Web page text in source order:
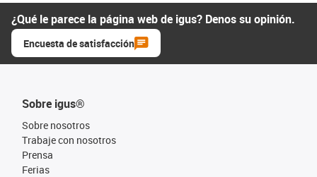
¿Qué le parece la página web de igus? Denos su opinión.
Encuesta de satisfacción
Sobre igus®
Sobre nosotros
Trabaje con nosotros
Prensa
Ferias